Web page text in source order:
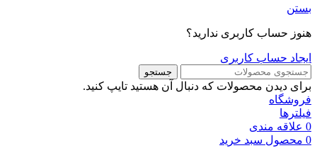
بستن
هنوز حساب کاربری ندارید؟
ایجاد حساب کاربری
جستجو
برای دیدن محصولات که دنبال آن هستید تایپ کنید.
فروشگاه
فیلترها
0 علاقه مندی
0 محصول سبد خرید